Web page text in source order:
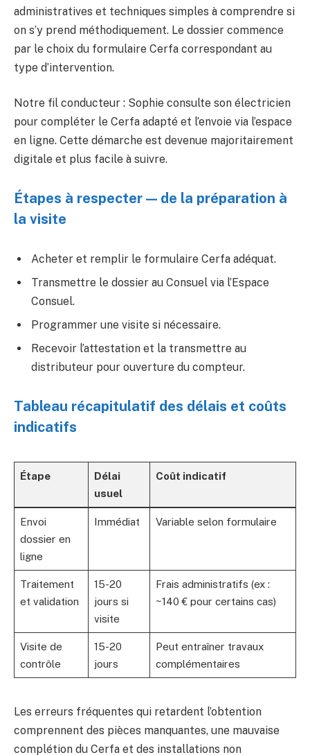
administratives et techniques simples à comprendre si
on s’y prend méthodiquement. Le dossier commence
par le choix du formulaire Cerfa correspondant au
type d’intervention.
Notre fil conducteur : Sophie consulte son électricien
pour compléter le Cerfa adapté et l’envoie via l’espace
en ligne. Cette démarche est devenue majoritairement
digitale et plus facile à suivre.
Étapes à respecter — de la préparation à
la visite
Acheter et remplir le formulaire Cerfa adéquat.
Transmettre le dossier au Consuel via l’Espace
Consuel.
Programmer une visite si nécessaire.
Recevoir l’attestation et la transmettre au
distributeur pour ouverture du compteur.
Tableau récapitulatif des délais et coûts
indicatifs
Étape
Délai
usuel
Coût indicatif
Envoi
dossier en
ligne
Immédiat Variable selon formulaire
Traitement
et validation
15-20
jours si
visite
Frais administratifs (ex :
~140 € pour certains cas)
Visite de
contrôle
15-20
jours
Peut entraîner travaux
complémentaires
Les erreurs fréquentes qui retardent l’obtention
comprennent des pièces manquantes, une mauvaise
complétion du Cerfa et des installations non